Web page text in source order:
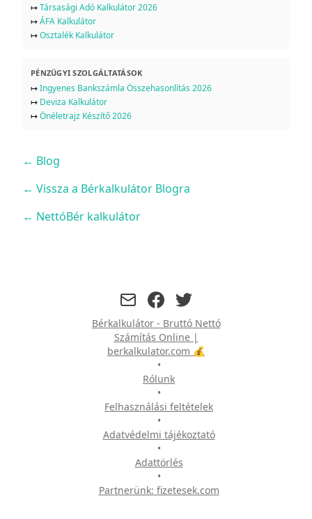
↦Társasági Adó Kalkulátor 2026
↦ÁFA Kalkulátor
↦Osztalék Kalkulátor
PÉNZÜGYI SZOLGÁLTATÁSOK
↦Ingyenes Bankszámla Összehasonlítás 2026
↦ Deviza Kalkulátor
↦Önéletrajz Készítő 2026
← Blog
← Vissza a Bérkalkulátor Blogra
← NettóBér kalkulátor
facebooktwitter
Bérkalkulátor - Bruttó Nettó
Számítás Online |
berkalkulator.com 💰
•
Rólunk
•
Felhasználási feltételek
•
Adatvédelmi tájékoztató
•
Adattörlés
•
Partnerünk: fizetesek.com